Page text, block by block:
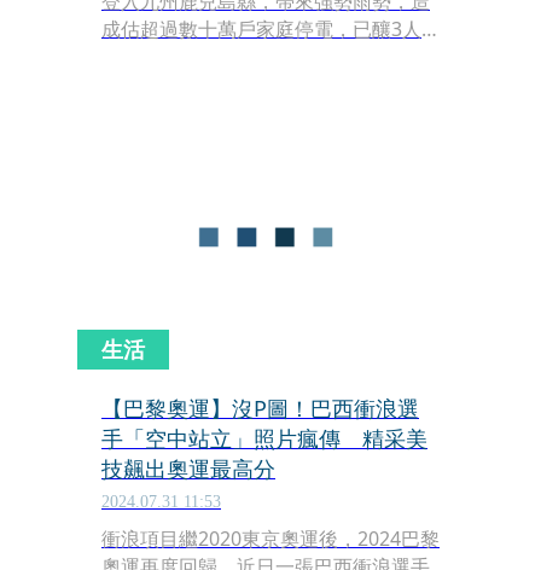
成估超過數十萬戶家庭停電，已釀3人
生活
【巴黎奧運】沒P圖！巴西衝浪選
手「空中站立」照片瘋傳 精采美
技飆出奧運最高分
2024.07.31 11:53
衝浪項目繼2020東京奧運後，2024巴黎